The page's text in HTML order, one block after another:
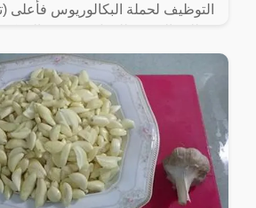
التوظيف لحملة البكالوريوس
حسب المسميات